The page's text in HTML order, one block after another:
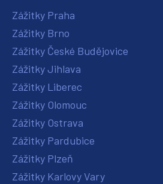
Zážitky Praha
Zážitky Brno
Zážitky České Budějovice
Zážitky Jihlava
Zážitky Liberec
Zážitky Olomouc
Zážitky Ostrava
Zážitky Pardubice
Zážitky Plzeň
Zážitky Karlovy Vary